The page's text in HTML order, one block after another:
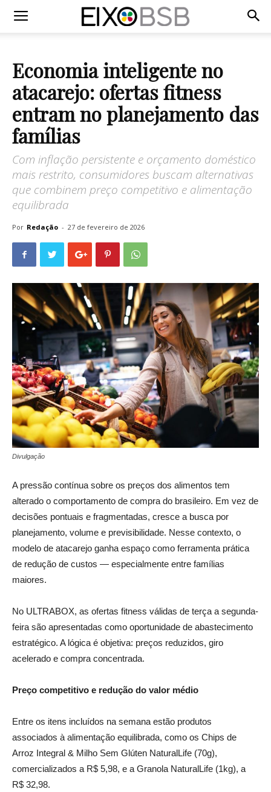
Economia inteligente no
atacarejo: ofertas fitness
entram no planejamento das
famílias
Com inflação persistente e orçamento doméstico
mais restrito, consumidores buscam alternativas
que combinem preço competitivo e alimentação
equilibrada
Por Redação - 27 de fevereiro de 2026
Divulgação
A pressão contínua sobre os preços dos alimentos tem
alterado o comportamento de compra do brasileiro. Em vez de
decisões pontuais e fragmentadas, cresce a busca por
planejamento, volume e previsibilidade. Nesse contexto, o
modelo de atacarejo ganha espaço como ferramenta prática
de redução de custos — especialmente entre famílias
maiores.
No ULTRABOX, as ofertas fitness válidas de terça a segunda-
feira são apresentadas como oportunidade de abastecimento
estratégico. A lógica é objetiva: preços reduzidos, giro
acelerado e compra concentrada.
Preço competitivo e redução do valor médio
Entre os itens incluídos na semana estão produtos
associados à alimentação equilibrada, como os Chips de
Arroz Integral & Milho Sem Glúten NaturalLife (70g),
comercializados a R$ 5,98, e a Granola NaturalLife (1kg), a
R$ 32,98.